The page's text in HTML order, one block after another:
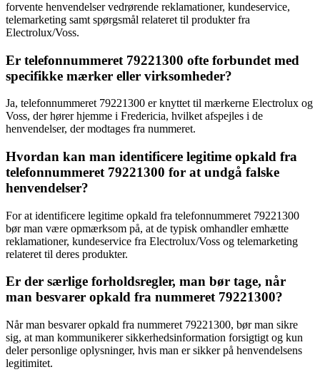
forvente henvendelser vedrørende reklamationer, kundeservice,
telemarketing samt spørgsmål relateret til produkter fra
Electrolux/Voss.
Er telefonnummeret 79221300 ofte forbundet med
specifikke mærker eller virksomheder?
Ja, telefonnummeret 79221300 er knyttet til mærkerne Electrolux og
Voss, der hører hjemme i Fredericia, hvilket afspejles i de
henvendelser, der modtages fra nummeret.
Hvordan kan man identificere legitime opkald fra
telefonnummeret 79221300 for at undgå falske
henvendelser?
For at identificere legitime opkald fra telefonnummeret 79221300
bør man være opmærksom på, at de typisk omhandler emhætte
reklamationer, kundeservice fra Electrolux/Voss og telemarketing
relateret til deres produkter.
Er der særlige forholdsregler, man bør tage, når
man besvarer opkald fra nummeret 79221300?
Når man besvarer opkald fra nummeret 79221300, bør man sikre
sig, at man kommunikerer sikkerhedsinformation forsigtigt og kun
deler personlige oplysninger, hvis man er sikker på henvendelsens
legitimitet.